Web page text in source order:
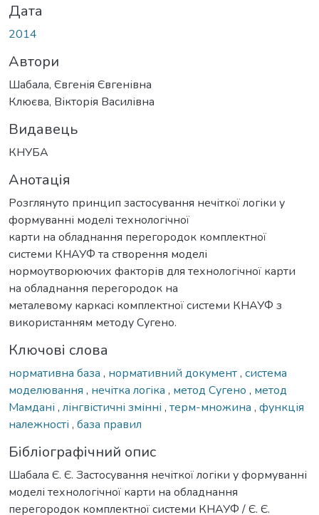
Дата
2014
Автори
Шабала, Євгенія Євгенівна
Клюєва, Вікторія Василівна
Видавець
КНУБА
Анотація
Розглянуто принцип застосування нечіткої логіки у
формуванні моделі технологічної
карти на обладнання перегородок комплектної
системи КНАУФ та створення моделі
нормоутворюючих факторів для технологічної карти
на обладнання перегородок на
металевому каркасі комплектної системи КНАУФ з
використанням методу Сугено.
Ключові слова
нормативна база , нормативний документ, система
моделювання , нечітка логіка , метод Сугено , метод
Мамдані , лінгвістичні змінні , терм-множина , функція
належності , база правил
Бібліографічний опис
Шабала Є. Є. Застосування нечіткої логіки у формуванні
моделі технологічної карти на обладнання
перегородок комплектної системи КНАУФ / Є. Є.